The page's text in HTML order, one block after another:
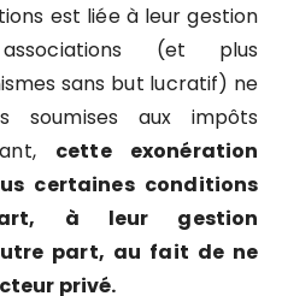
est liée à leur gestion
(et plus
sans but lucratif) ne
soumises aux impôts
cette exonération
certaines conditions
à leur gestion
part, au fait de ne
privé.